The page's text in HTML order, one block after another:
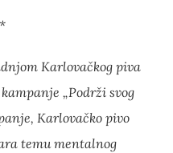
Karlovačkog piva
„Podrži svog
Karlovačko pivo
temu mentalnog